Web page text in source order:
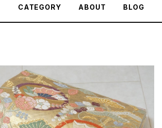
CATEGORY ABOUT BLOG